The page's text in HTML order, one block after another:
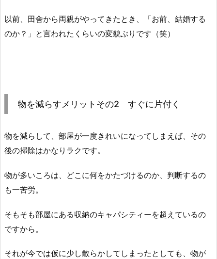
以前、田舎から両親がやってきたとき、「お前、結婚する
のか？」と言われたくらいの変貌ぶりです（笑）
物を減らすメリットその2 すぐに片付く
物を減らして、部屋が一度きれいになってしまえば、その
後の掃除はかなりラクです。
物が多いころは、どこに何をかたづけるのか、判断するの
も一苦労。
そもそも部屋にある収納のキャパシティーを超えているの
ですから。
それが今では仮に少し散らかしてしまったとしても、物が